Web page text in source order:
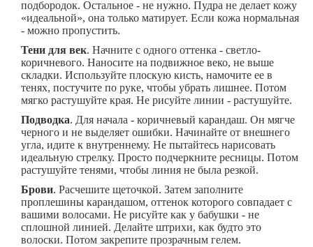
подбородок. Остальное - не нужно. Пудра не делает кожу
«идеальной», она только матирует. Если кожа нормальная
- можно пропустить.
Тени для век. Начните с одного оттенка - светло-
коричневого. Наносите на подвижное веко, не выше
складки. Используйте плоскую кисть, намочите ее в
тенях, постучите по руке, чтобы убрать лишнее. Потом
мягко растушуйте края. Не рисуйте линии - растушуйте.
Подводка. Для начала - коричневый карандаш. Он мягче
черного и не выделяет ошибки. Начинайте от внешнего
угла, идите к внутреннему. Не пытайтесь нарисовать
идеальную стрелку. Просто подчеркните ресницы. Потом
растушуйте тенями, чтобы линия не была резкой.
Брови. Расчешите щеточкой. Затем заполните
проплешины карандашом, оттенок которого совпадает с
вашими волосами. Не рисуйте как у бабушки - не
сплошной линией. Делайте штрихи, как будто это
волоски. Потом закрепите прозрачным гелем.